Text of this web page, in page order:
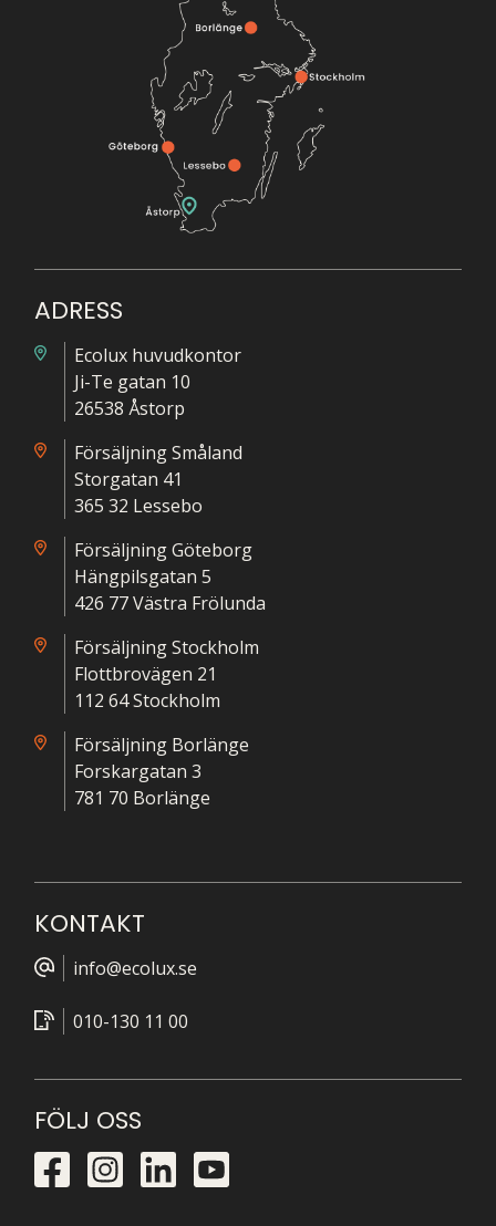
ADRESS
Ecolux huvudkontor
Ji-Te gatan 10
26538 Åstorp
Försäljning Småland
Storgatan 41
365 32 Lessebo
Försäljning Göteborg
Hängpilsgatan 5
426 77 Västra Frölunda
Försäljning Stockholm
Flottbrovägen 21
112 64 Stockholm
Försäljning Borlänge
Forskargatan 3
781 70 Borlänge
KONTAKT
info@ecolux.se
010-130 11 00
FÖLJ OSS